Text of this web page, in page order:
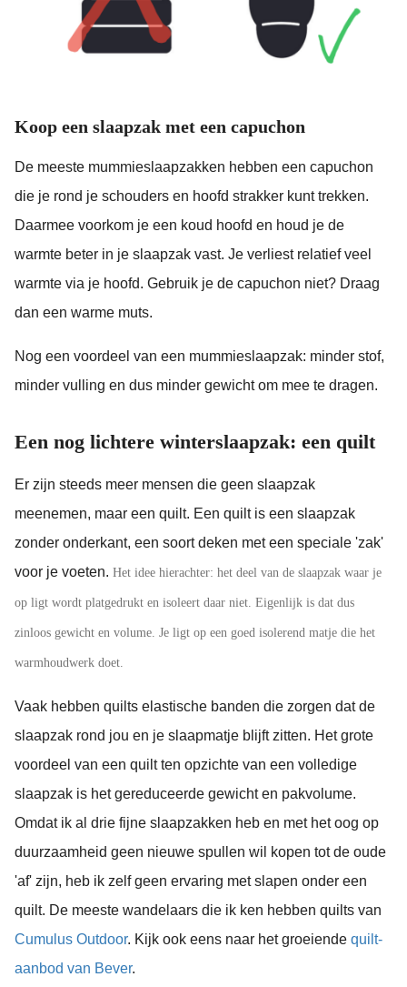
Koop een slaapzak met een capuchon
De meeste mummieslaapzakken hebben een capuchon
die je rond je schouders en hoofd strakker kunt trekken.
Daarmee voorkom je een koud hoofd en houd je de
warmte beter in je slaapzak vast. Je verliest relatief veel
warmte via je hoofd. Gebruik je de capuchon niet? Draag
dan een warme muts.
Nog een voordeel van een mummieslaapzak: minder stof,
minder vulling en dus minder gewicht om mee te dragen.
Een nog lichtere winterslaapzak: een quilt
Er zijn steeds meer mensen die geen slaapzak
meenemen, maar een quilt. Een quilt is een slaapzak
zonder onderkant, een soort deken met een speciale 'zak'
voor je voeten. Het idee hierachter: het deel van de slaapzak waar je
op ligt wordt platgedrukt en isoleert daar niet. Eigenlijk is dat dus
zinloos gewicht en volume. Je ligt op een goed isolerend matje die het
warmhoudwerk doet.
Vaak hebben quilts elastische banden die zorgen dat de
slaapzak rond jou en je slaapmatje blijft zitten. Het grote
voordeel van een quilt ten opzichte van een volledige
slaapzak is het gereduceerde gewicht en pakvolume.
Omdat ik al drie fijne slaapzakken heb en met het oog op
duurzaamheid geen nieuwe spullen wil kopen tot de oude
'af' zijn, heb ik zelf geen ervaring met slapen onder een
quilt. De meeste wandelaars die ik ken hebben quilts van
Cumulus Outdoor. Kijk ook eens naar het groeiende quilt-
aanbod van Bever.